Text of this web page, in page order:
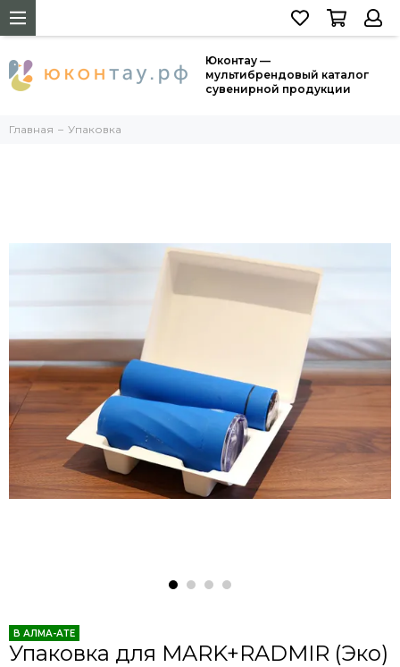
Юконтау —
мультибрендовый каталог
сувенирной продукции
Главная Упаковка
В АЛМА-АТЕ
Упаковка для MARK+RADMIR (Эко)